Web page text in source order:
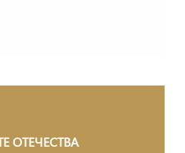
ОТЕЧЕСТВА